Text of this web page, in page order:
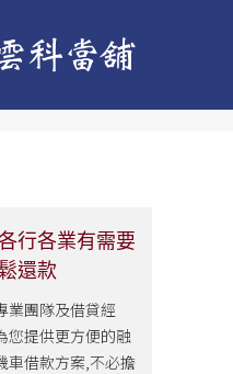
行各業有需要
還款
業團隊及借貸經
您提供更方便的融
車借款方案,不必擔